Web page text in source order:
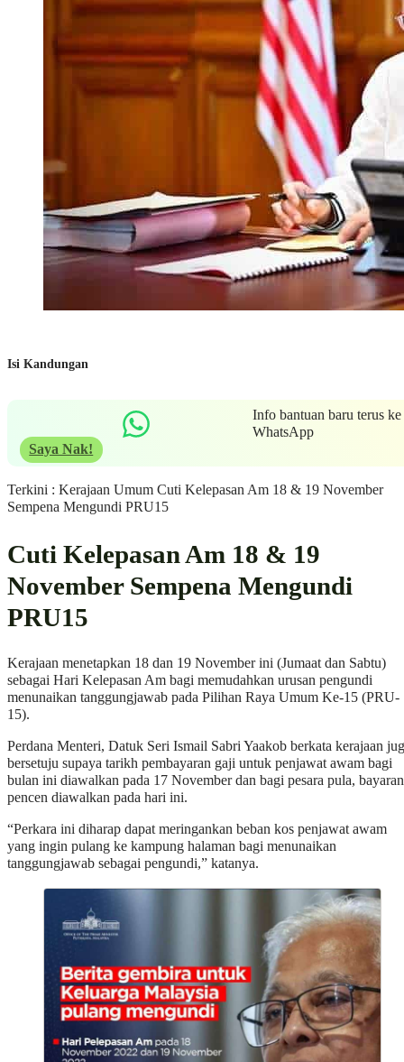
Isi Kandungan
Info bantuan baru terus ke
WhatsApp
Saya Nak!
Terkini : Kerajaan Umum Cuti Kelepasan Am 18 & 19 November
Sempena Mengundi PRU15
Cuti Kelepasan Am 18 & 19
November Sempena Mengundi
PRU15
Kerajaan menetapkan 18 dan 19 November ini (Jumaat dan Sabtu)
sebagai Hari Kelepasan Am bagi memudahkan urusan pengundi
menunaikan tanggungjawab pada Pilihan Raya Umum Ke-15 (PRU-
15).
Perdana Menteri, Datuk Seri Ismail Sabri Yaakob berkata kerajaan
bersetuju supaya tarikh pembayaran gaji untuk penjawat awam bagi
bulan ini diawalkan pada 17 November dan bagi pesara pula, bayaran
pencen diawalkan pada hari ini.
“Perkara ini diharap dapat meringankan beban kos penjawat awam
yang ingin pulang ke kampung halaman bagi menunaikan
tanggungjawab sebagai pengundi,” katanya.